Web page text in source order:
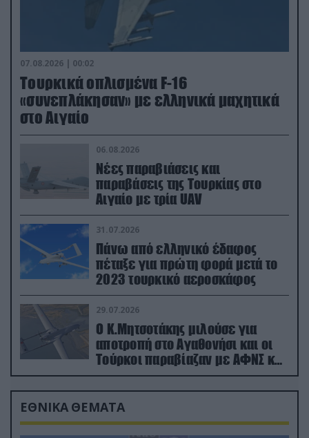
07.08.2026 | 00:02
Τουρκικά οπλισμένα F-16
«συνεπλάκησαν» με ελληνικά μαχητικά
στο Αιγαίο
06.08.2026
Νέες παραβιάσεις και
παραβάσεις της Τουρκίας στο
Αιγαίο με τρία UAV
31.07.2026
Πάνω από ελληνικό έδαφος
πέταξε για πρώτη φορά μετά το
2023 τουρκικό αεροσκάφος
29.07.2026
Ο Κ.Μητσοτάκης μιλούσε για
αποτροπή στο Αγαθονήσι και οι
Τούρκοι παραβίαζαν με ΑΦΝΣ και
drone
ΕΘΝΙΚΑ ΘΕΜΑΤΑ